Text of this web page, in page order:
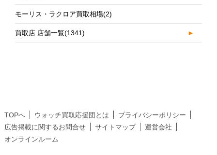
モーリス・ラクロア買取相場(2)
買取店 店舗一覧(1341) ►
TOPへ ウォッチ買取応援団とは
プライバシーポリシー
広告掲載に関するお問合せ
サイトマップ
運営会社
オンラインルーム